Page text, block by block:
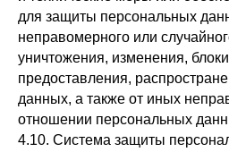
для защиты персональных
неправомерного или
уничтожения, изменения,
предоставления,
данных, а также от иных
отношении персональных
4.10. Система защиты